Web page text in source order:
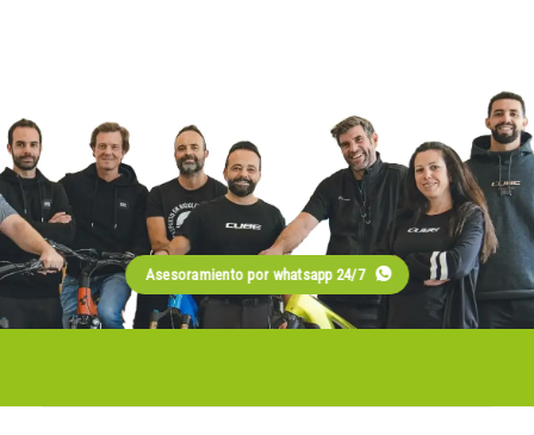
Asesoramiento por whatsapp 24/7